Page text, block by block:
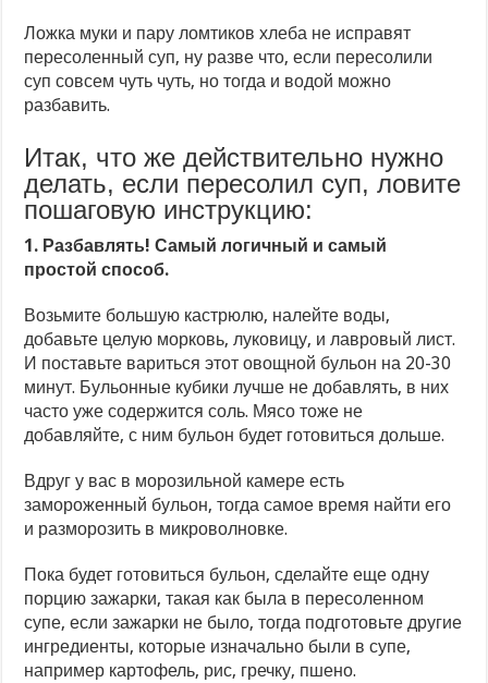
Ложка муки и пару ломтиков хлеба не исправят
пересоленный суп, ну разве что, если пересолили
суп совсем чуть чуть, но тогда и водой можно
разбавить.
Итак, что же действительно нужно
делать, если пересолил суп, ловите
пошаговую инструкцию:
1. Разбавлять! Самый логичный и самый
простой способ.
Возьмите большую кастрюлю, налейте воды,
добавьте целую морковь, луковицу, и лавровый лист.
И поставьте вариться этот овощной бульон на 20-30
минут. Бульонные кубики лучше не добавлять, в них
часто уже содержится соль. Мясо тоже не
добавляйте, с ним бульон будет готовиться дольше.
Вдруг у вас в морозильной камере есть
замороженный бульон, тогда самое время найти его
и разморозить в микроволновке.
Пока будет готовиться бульон, сделайте еще одну
порцию зажарки, такая как была в пересоленном
супе, если зажарки не было, тогда подготовьте другие
ингредиенты, которые изначально были в супе,
например картофель, рис, гречку, пшено.